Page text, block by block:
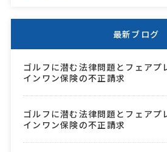
最新ブログ
ゴルフに潜む法律問題とフェアプ
インワン保険の不正請求
ゴルフに潜む法律問題とフェアプ
インワン保険の不正請求